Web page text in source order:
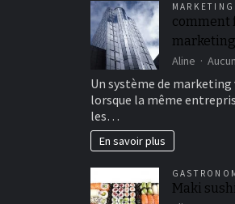
MARKETING
comment
Aline
Un système de
lorsque la même
les…
En savoir plus
Maki